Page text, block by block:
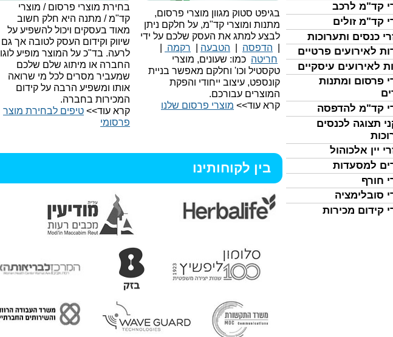
קד"מ לרכב
קד"מ זולים
כנסים ותערוכות
לאירועים פרטיים
לאירועים עיסקיים
פרסום ומתנות
קד"מ להדפסה
תצוגה לכנסים
יין אלכוהול
למסעדות
חורף
סובלימציה
קידום מכירות
בגיפט סטוק מגוון מוצרי פרסום,
מתנות ומוצרי קד"מ, על חלקם ניתן
לבצע למתג את העסק שלכם על ידי
הדפסה הטבעה רקמה
חריטה כמו: שעונים, מוצרי
טקסטיל וכו' וחלקם מאפשר בניית
קונספט, עיצוב ייחודי והפקת
המוצרים עבורכם.
קרא עוד>> מוצרי פרסום שלנו
בחירת מוצרי פרסום / מוצרי
קד"מ / מתנה היא חלק חשוב
מאוד בעסקים ויכול להשפיע על
שיווק וקידום העסק לטובה אך גם
לרעה. בד"כ על המוצר מופיע לוגו
החברה או מיתוג שלם שלכם
שמעביר מסרים לכל מי שרואה
אותו ומשפיע הרבה על קידום
המכירות בחברה.
קרא עוד>> טיפים לבחירת מוצר
פרסומי
בין לקוחותינו